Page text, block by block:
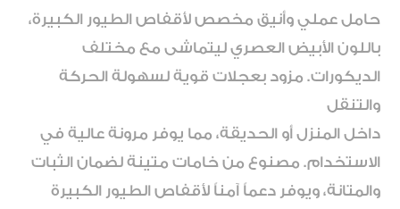
حامل عملي وأنيق مخصص لأقفاص الطيور الكبيرة،
باللون الأبيض العصري ليتماشى مع مختلف
الديكورات. مزود بعجلات قوية لسهولة الحركة
والتنقل
داخل المنزل أو الحديقة، مما يوفر مرونة عالية في
الاستخدام. مصنوع من خامات متينة لضمان الثبات
والمتانة، ويوفر دعماً آمناً لأقفاص الطيور الكبيرة